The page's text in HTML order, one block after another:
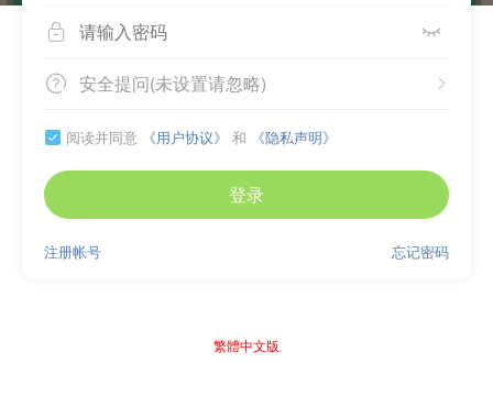
 
 
安全提问(未设置请忽略)
 阅读并同意 《用户协议》 和 《隐私声明》
登录
忘记密码
注册帐号
繁體中文版